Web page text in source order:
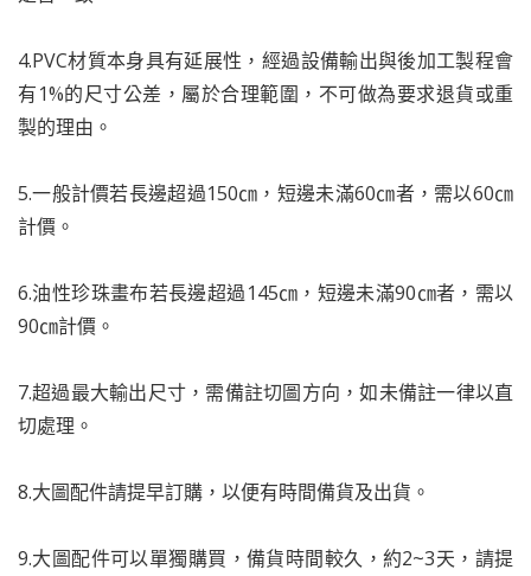
4.PVC材質本身具有延展性，經過設備輸出與後加工製程會
有1%的尺寸公差，屬於合理範圍，不可做為要求退貨或重
製的理由。
5.一般計價若長邊超過150㎝，短邊未滿60㎝者，需以60㎝
計價。
6.油性珍珠畫布若長邊超過145㎝，短邊未滿90㎝者，需以
90㎝計價。
7.超過最大輸出尺寸，需備註切圖方向，如未備註一律以直
切處理。
8.大圖配件請提早訂購，以便有時間備貨及出貨。
9.大圖配件可以單獨購買，備貨時間較久，約2~3天，請提